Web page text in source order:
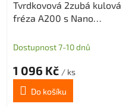
Tvrdkovová 2zubá kulová
fréza A200 s Nano
průměr 4 R2
Dostupnost 7-10 dnů
1 096 Kč / ks
Do košíku